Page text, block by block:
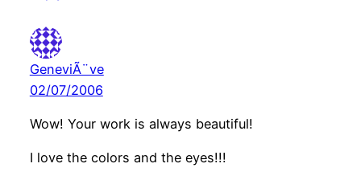
GeneviÃ¨ve
02/07/2006
Wow! Your work is always beautiful!
I love the colors and the eyes!!!